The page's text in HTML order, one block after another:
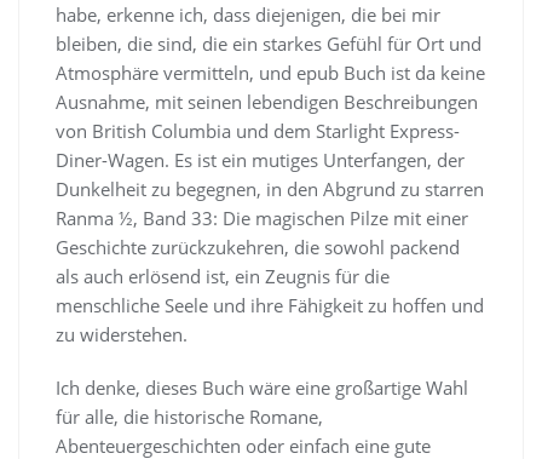
habe, erkenne ich, dass diejenigen, die bei mir
bleiben, die sind, die ein starkes Gefühl für Ort und
Atmosphäre vermitteln, und epub Buch ist da keine
Ausnahme, mit seinen lebendigen Beschreibungen
von British Columbia und dem Starlight Express-
Diner-Wagen. Es ist ein mutiges Unterfangen, der
Dunkelheit zu begegnen, in den Abgrund zu starren
Ranma ½, Band 33: Die magischen Pilze mit einer
Geschichte zurückzukehren, die sowohl packend
als auch erlösend ist, ein Zeugnis für die
menschliche Seele und ihre Fähigkeit zu hoffen und
zu widerstehen.
Ich denke, dieses Buch wäre eine großartige Wahl
für alle, die historische Romane,
Abenteuergeschichten oder einfach eine gute